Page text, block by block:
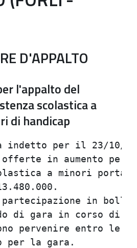
D'APPALTO
l'appalto del
scolastica a
di handicap
ha indetto per
di offerte in
a minori
di partecipazione in
di gara in
pervenire